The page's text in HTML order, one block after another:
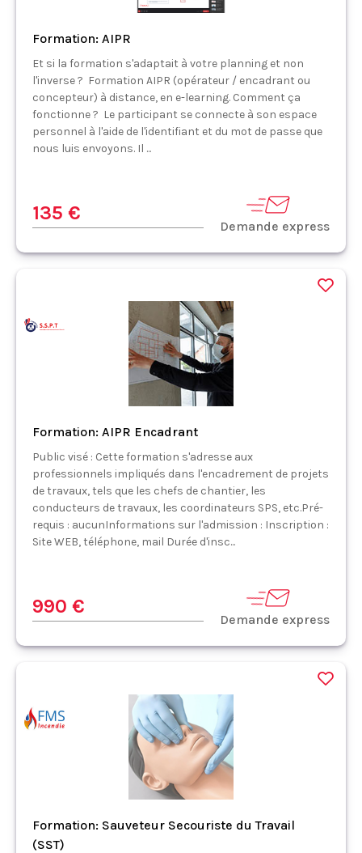
Formation: AIPR
Et si la formation s'adaptait à votre planning et non
l'inverse ? Formation AIPR (opérateur / encadrant ou
concepteur) à distance, en e-learning. Comment ça
fonctionne ? Le participant se connecte à son espace
personnel à l'aide de l'identifiant et du mot de passe que
nous luis envoyons. Il ...
135 €
Demande express
Formation: AIPR Encadrant
Public visé : Cette formation s'adresse aux
professionnels impliqués dans l'encadrement de projets
de travaux, tels que les chefs de chantier, les
conducteurs de travaux, les coordinateurs SPS, etc.Pré-
requis : aucunInformations sur l'admission : Inscription :
Site WEB, téléphone, mail Durée d'insc...
990 €
Demande express
Formation: Sauveteur Secouriste du Travail
(SST)